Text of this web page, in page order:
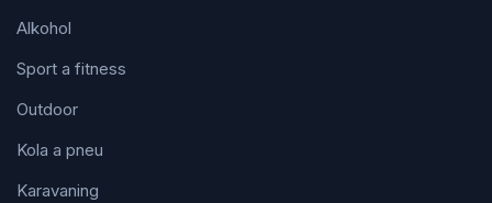
Alkohol
Sport a fitness
Outdoor
Kola a pneu
Karavaning